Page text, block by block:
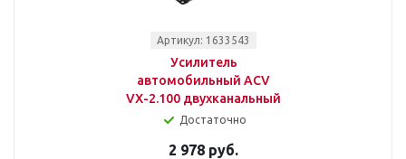
Артикул: 1633543
Усилитель
автомобильный ACV
VX-2.100 двухканальный
Достаточно
2 978 руб.